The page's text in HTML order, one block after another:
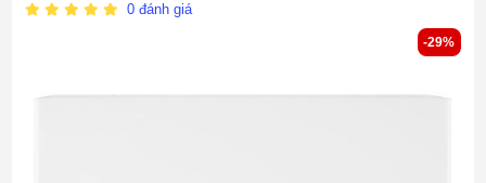
0đánh giá
-29%